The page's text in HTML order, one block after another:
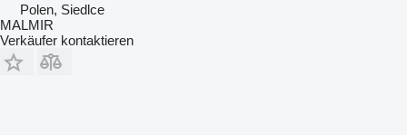
Polen, Siedlce
MALMIR
Verkäufer kontaktieren